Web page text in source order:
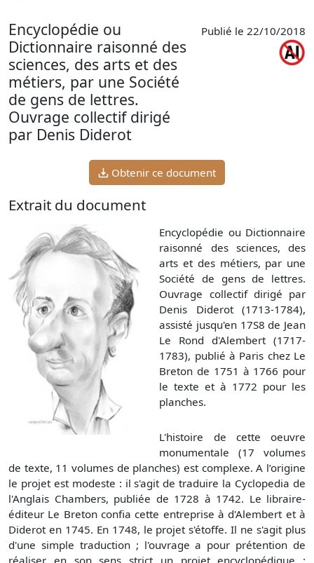
Encyclopédie ou
Dictionnaire raisonné des
sciences, des arts et des
métiers, par une Société
de gens de lettres.
Ouvrage collectif dirigé
par Denis Diderot
Publié le 22/10/2018
Obtenir ce document
Extrait du document
Encyclopédie ou Dictionnaire
raisonné des sciences, des
arts et des métiers, par une
Société de gens de lettres.
Ouvrage collectif dirigé par
Denis Diderot (1713-1784),
assisté jusqu'en 17S8 de Jean
Le Rond d'Alembert (1717-
1783), publié à Paris chez Le
Breton de 1751 à 1766 pour
le texte et à 1772 pour les
planches.
L'histoire de cette oeuvre
monumentale (17 volumes
de texte, 11 volumes de planches) est complexe. A l’origine
le projet est modeste : il s'agit de traduire la Cyclopedia de
l'Anglais Chambers, publiée de 1728 à 1742. Le libraire-
éditeur Le Breton confia cette entreprise à d'Alembert et à
Diderot en 1745. En 1748, le projet s'étoffe. Il ne s'agit plus
d'une simple traduction ; l'ouvrage a pour prétention de